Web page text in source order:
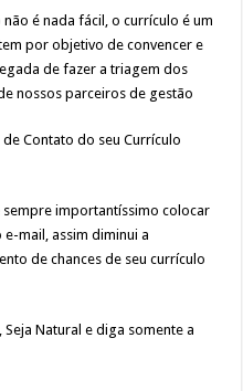
é nada fácil, o currículo é um
por objetivo de convencer e
de fazer a triagem dos
nossos parceiros de gestão
Contato do seu Currículo
sempre importantíssimo colocar
mail, assim diminui a
de chances de seu currículo
Natural e diga somente a